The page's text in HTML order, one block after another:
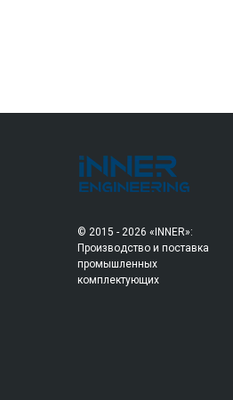
© 2015 - 2026 «INNER»:
Производство и поставка
промышленных
комплектующих